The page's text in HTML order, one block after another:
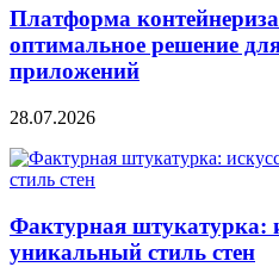
Платформа
оптимальное решение
приложений
28.07.2026
Фактурная штукатурка:
уникальный стиль стен